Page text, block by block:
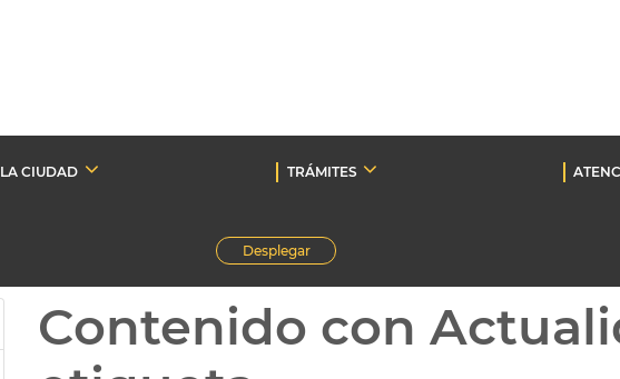
LA CIUDAD TRÁMITES
Desplegar
Contenido con